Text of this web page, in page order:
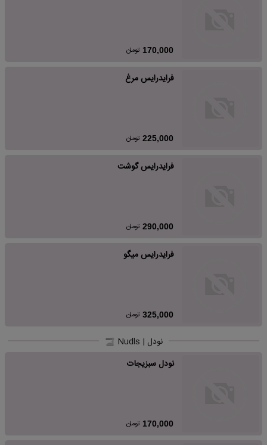
170,000 تومان
فرایدرایس مرغ
225,000 تومان
فرایدرایس گوشت
290,000 تومان
فرایدرایس میگو
325,000 تومان
نودل | Nudls
نودل سبزیجات
170,000 تومان